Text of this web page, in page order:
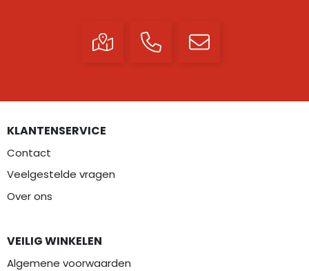
KLANTENSERVICE
Contact
Veelgestelde vragen
Over ons
VEILIG WINKELEN
Algemene voorwaarden